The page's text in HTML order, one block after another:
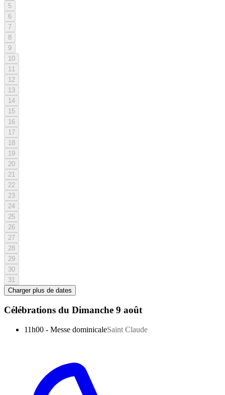
5
6
7
8
9
10
11
12
13
14
15
16
17
18
19
20
21
22
23
24
25
26
27
28
29
30
31
Charger plus de dates
Célébrations du Dimanche 9 août
11h00 - Messe dominicaleSaint Claude